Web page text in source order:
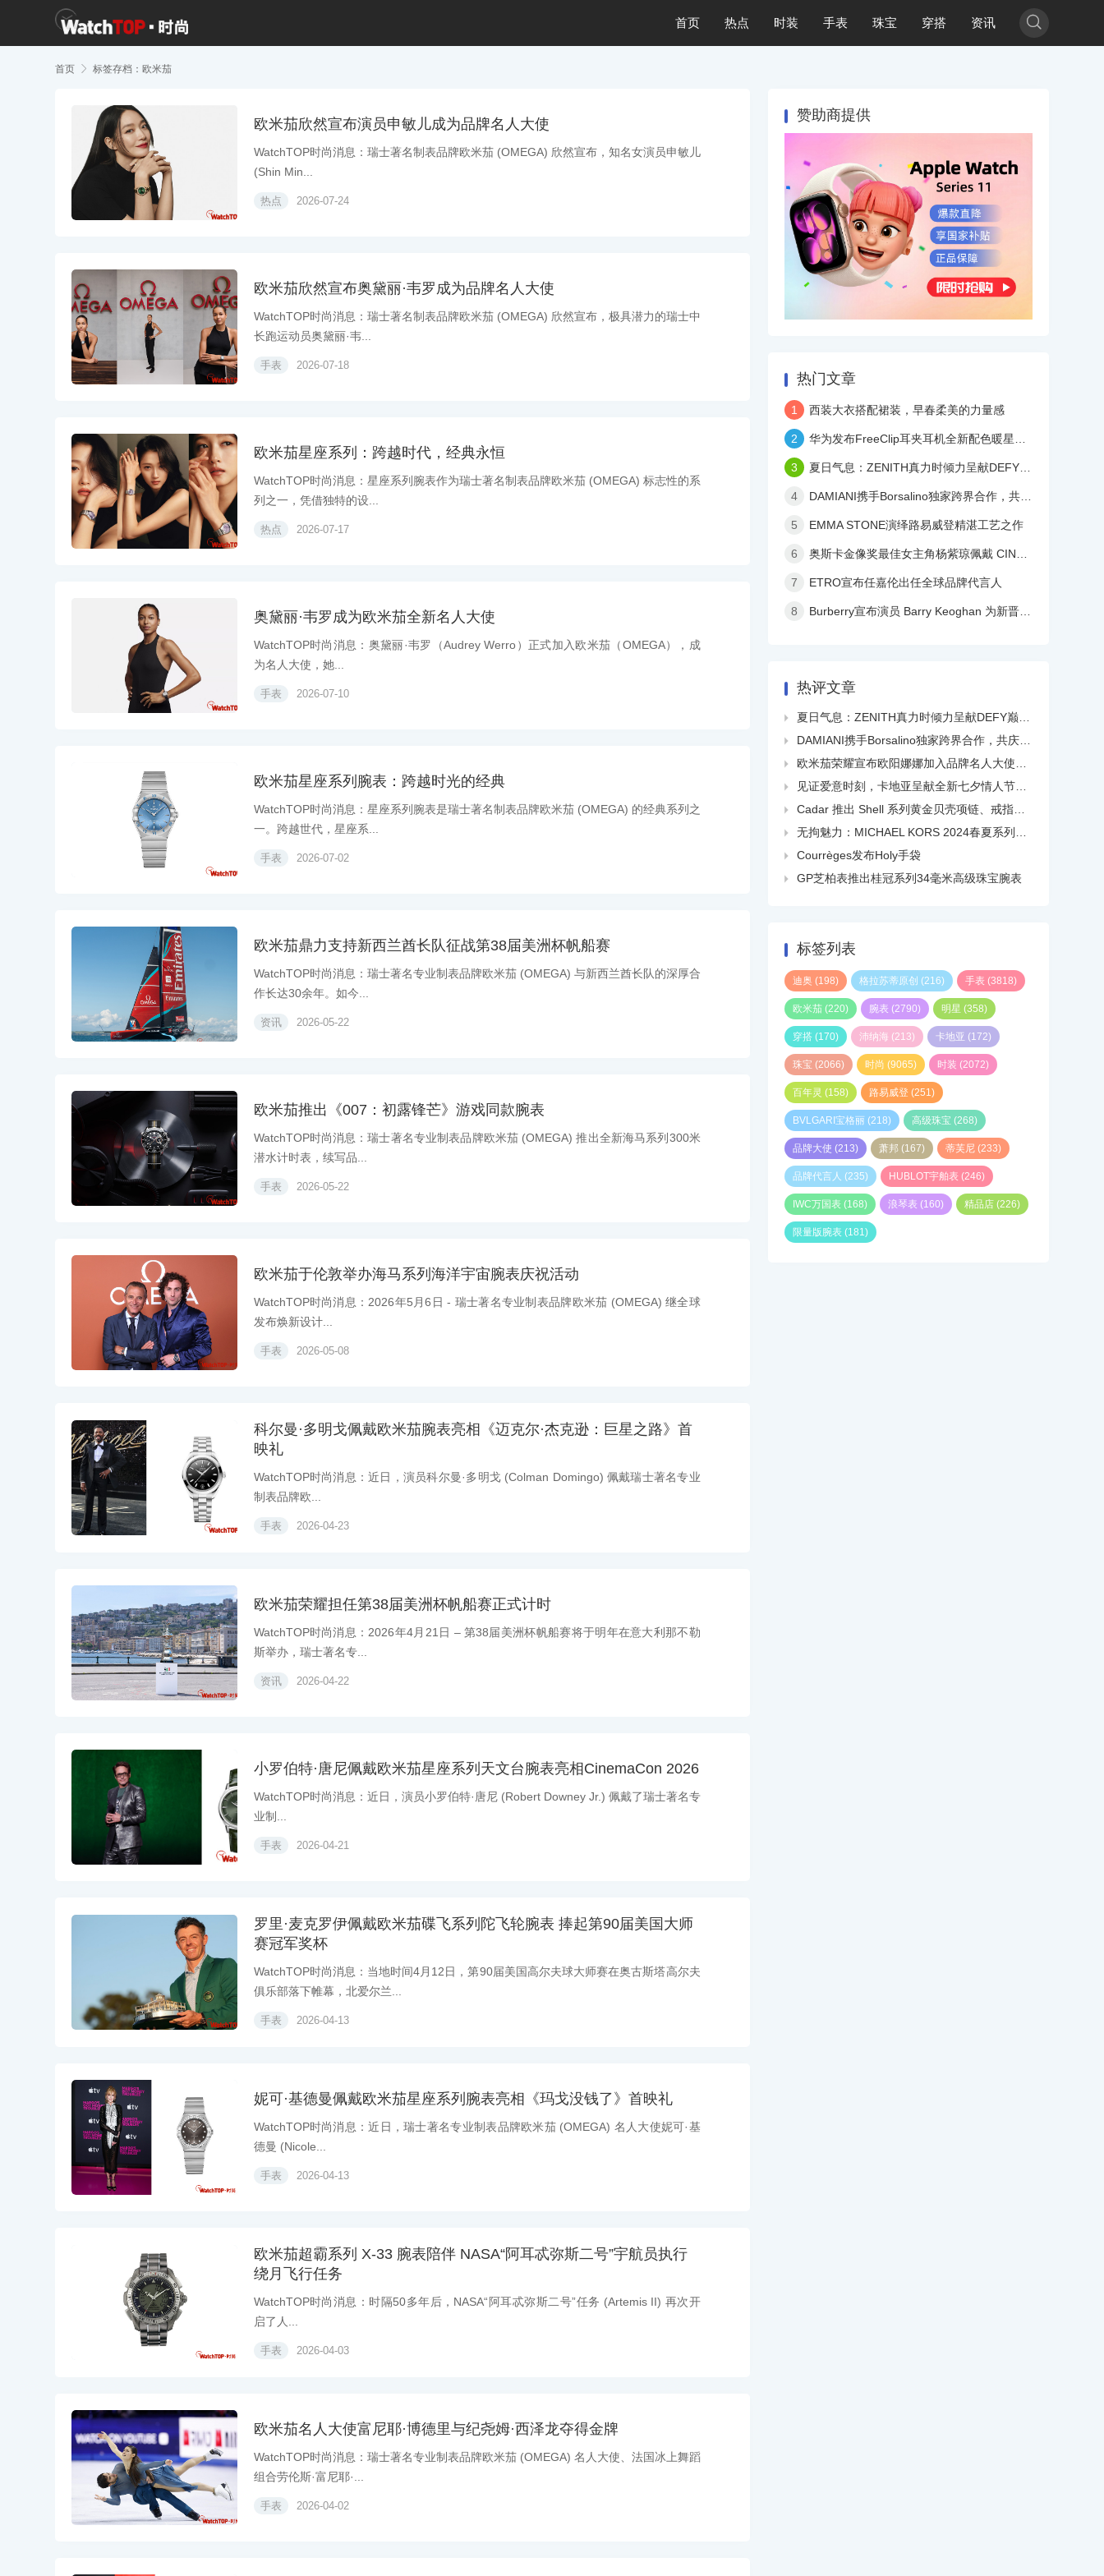
首页 热点 时装 手表 珠宝 穿搭 资讯 
首页  标签存档：欧米茄
欧米茄欣然宣布演员申敏儿成为品牌名人大使
WatchTOP时尚消息：瑞士著名制表品牌欧米茄 (OMEGA) 欣然宣布，知名女演员申敏儿
(Shin Min...
热点 2026-07-24
欧米茄欣然宣布奥黛丽·韦罗成为品牌名人大使
WatchTOP时尚消息：瑞士著名制表品牌欧米茄 (OMEGA) 欣然宣布，极具潜力的瑞士中
长跑运动员奥黛丽·韦...
手表 2026-07-18
欧米茄星座系列：跨越时代，经典永恒
WatchTOP时尚消息：星座系列腕表作为瑞士著名制表品牌欧米茄 (OMEGA) 标志性的系
列之一，凭借独特的设...
热点 2026-07-17
奥黛丽·韦罗成为欧米茄全新名人大使
WatchTOP时尚消息：奥黛丽·韦罗（Audrey Werro）正式加入欧米茄（OMEGA），成
为名人大使，她...
手表 2026-07-10
欧米茄星座系列腕表：跨越时光的经典
WatchTOP时尚消息：星座系列腕表是瑞士著名制表品牌欧米茄 (OMEGA) 的经典系列之
一。跨越世代，星座系...
手表 2026-07-02
欧米茄鼎力支持新西兰酋长队征战第38届美洲杯帆船赛
WatchTOP时尚消息：瑞士著名专业制表品牌欧米茄 (OMEGA) 与新西兰酋长队的深厚合
作长达30余年。如今...
资讯 2026-05-22
欧米茄推出《007：初露锋芒》游戏同款腕表
WatchTOP时尚消息：瑞士著名专业制表品牌欧米茄 (OMEGA) 推出全新海马系列300米
潜水计时表，续写品...
手表 2026-05-22
欧米茄于伦敦举办海马系列海洋宇宙腕表庆祝活动
WatchTOP时尚消息：2026年5月6日 - 瑞士著名专业制表品牌欧米茄 (OMEGA) 继全球
发布焕新设计...
手表 2026-05-08
科尔曼·多明戈佩戴欧米茄腕表亮相《迈克尔·杰克逊：巨星之路》首
映礼
WatchTOP时尚消息：近日，演员科尔曼·多明戈 (Colman Domingo) 佩戴瑞士著名专业
制表品牌欧...
手表 2026-04-23
欧米茄荣耀担任第38届美洲杯帆船赛正式计时
WatchTOP时尚消息：2026年4月21日 – 第38届美洲杯帆船赛将于明年在意大利那不勒
斯举办，瑞士著名专...
资讯 2026-04-22
小罗伯特·唐尼佩戴欧米茄星座系列天文台腕表亮相CinemaCon 2026
WatchTOP时尚消息：近日，演员小罗伯特·唐尼 (Robert Downey Jr.) 佩戴了瑞士著名专
业制...
手表 2026-04-21
罗里·麦克罗伊佩戴欧米茄碟飞系列陀飞轮腕表 捧起第90届美国大师
赛‌冠军奖杯
WatchTOP时尚消息：当地时间4月12日，第90届美国高尔夫球大师赛在奥古斯塔高尔夫
俱乐部落下帷幕，北爱尔兰...
手表 2026-04-13
妮可·基德曼佩戴欧米茄星座系列腕表亮相《玛戈没钱了》首映礼
WatchTOP时尚消息：近日，瑞士著名专业制表品牌欧米茄 (OMEGA) 名人大使妮可·基
德曼 (Nicole...
手表 2026-04-13
欧米茄超霸系列 X-33 腕表陪伴 NASA“阿耳忒弥斯二号”宇航员执行
绕月飞行任务
WatchTOP时尚消息：时隔50多年后，NASA“阿耳忒弥斯二号”任务 (Artemis II) 再次开
启了人...
手表 2026-04-03
欧米茄名人大使富尼耶·博德里与纪尧姆·西泽龙夺得金牌
WatchTOP时尚消息：瑞士著名专业制表品牌欧米茄 (OMEGA) 名人大使、法国冰上舞蹈
组合劳伦斯·富尼耶·...
手表 2026-04-02
赞助商提供
热门文章
1 西装大衣搭配裙装，早春柔美的力量感
2 华为发布FreeClip耳夹耳机全新配色暖星云，再度引领时尚潮流！
3 夏日气息：ZENITH真力时倾力呈献DEFY巅峰系列镂空天际腕表白色陶瓷款
4 DAMIANI携手Borsalino独家跨界合作，共庆品牌百年华诞
5 EMMA STONE演绎路易威登精湛工艺之作
6 奥斯卡金像奖最佳女主角杨紫琼佩戴 CINDY CHAO 艺术珠宝亮相颁奖典礼
7 ETRO宣布任嘉伦出任全球品牌代言人
8 Burberry宣布演员 Barry Keoghan 为新晋品牌大使
热评文章

夏日气息：ZENITH真力时倾力呈献DEFY巅峰系列镂空天际腕表白色陶瓷款

DAMIANI携手Borsalino独家跨界合作，共庆品牌百年华诞

欧米茄荣耀宣布欧阳娜娜加入品牌名人大使大家庭

见证爱意时刻，卡地亚呈献全新七夕情人节短片

Cadar 推出 Shell 系列黄金贝壳项链、戒指、耳环等

无拘魅力：MICHAEL KORS 2024春夏系列广告大片正式发布

Courrèges发布Holy手袋

GP芝柏表推出桂冠系列34毫米高级珠宝腕表
标签列表
迪奥 (198) 格拉苏蒂原创 (216) 手表 (3818)
欧米茄 (220) 腕表 (2790) 明星 (358)
穿搭 (170) 沛纳海 (213) 卡地亚 (172)
珠宝 (2066) 时尚 (9065) 时装 (2072)
百年灵 (158) 路易威登 (251)
BVLGARI宝格丽 (218) 高级珠宝 (268)
品牌大使 (213) 萧邦 (167) 蒂芙尼 (233)
品牌代言人 (235) HUBLOT宇舶表 (246)
IWC万国表 (168) 浪琴表 (160) 精品店 (226)
限量版腕表 (181)